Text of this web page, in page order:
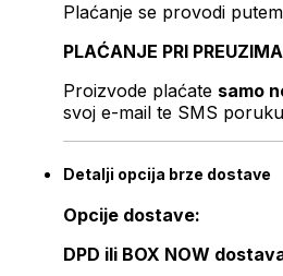
Plaćanje se provodi putem
PLAĆANJE PRI
Proizvode plaćate samo
svoj e-mail te SMS
Detalji opcija brze dostave
Opcije dostave:
DPD ili BOX NOW